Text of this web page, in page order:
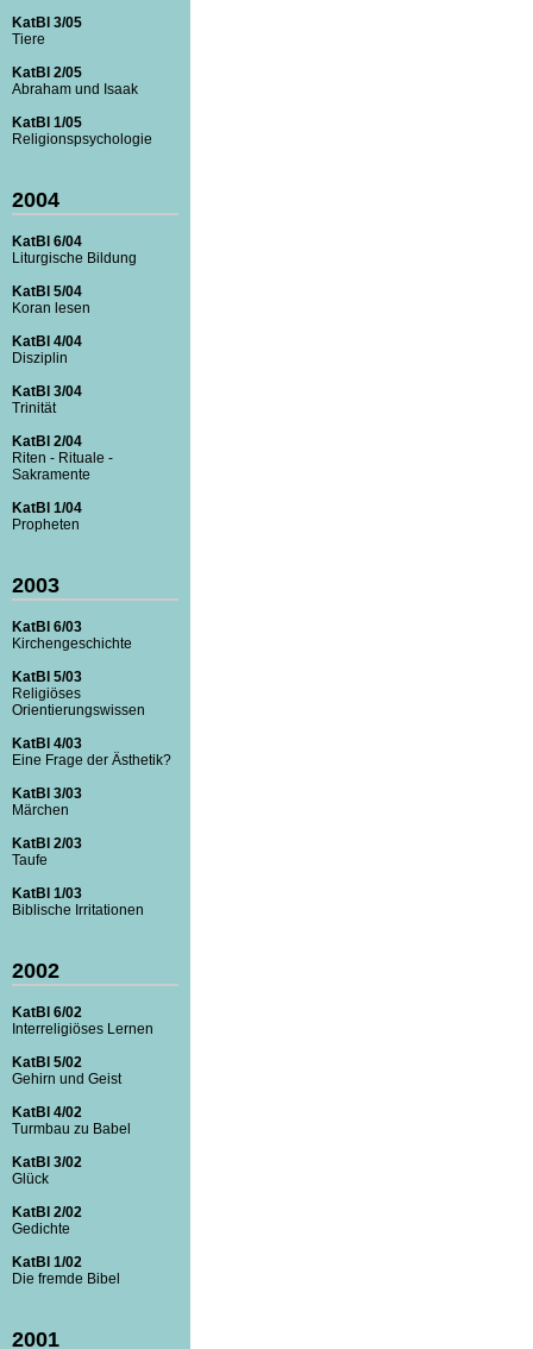
KatBl 3/05
Tiere
KatBl 2/05
Abraham und Isaak
KatBl 1/05
Religionspsychologie
2004
KatBl 6/04
Liturgische Bildung
KatBl 5/04
Koran lesen
KatBl 4/04
Disziplin
KatBl 3/04
Trinität
KatBl 2/04
Riten - Rituale -
Sakramente
KatBl 1/04
Propheten
2003
KatBl 6/03
Kirchengeschichte
KatBl 5/03
Religiöses
Orientierungswissen
KatBl 4/03
Eine Frage der Ästhetik?
KatBl 3/03
Märchen
KatBl 2/03
Taufe
KatBl 1/03
Biblische Irritationen
2002
KatBl 6/02
Interreligiöses Lernen
KatBl 5/02
Gehirn und Geist
KatBl 4/02
Turmbau zu Babel
KatBl 3/02
Glück
KatBl 2/02
Gedichte
KatBl 1/02
Die fremde Bibel
2001